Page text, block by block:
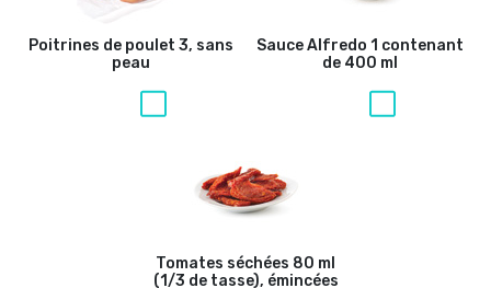
Poitrines de poulet 3, sans
peau
Sauce Alfredo 1 contenant
de 400 ml
Tomates séchées 80 ml
(1/3 de tasse), émincées